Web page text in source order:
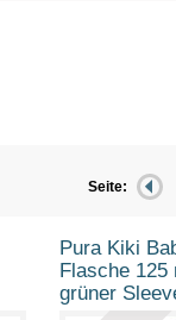
Seite:
Pura Kiki Babyflasche
Flasche 125
grüner